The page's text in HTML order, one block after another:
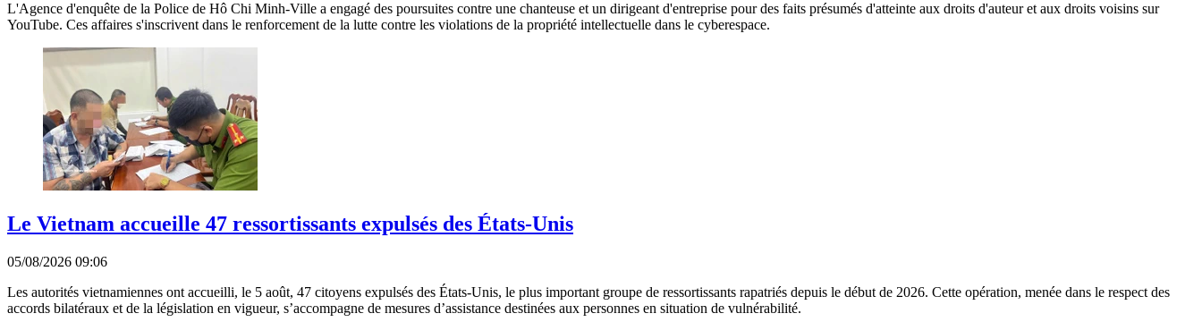
L'Agence d'enquête de la Police de Hô Chi Minh-Ville a engagé des poursuites contre une chanteuse et un dirigeant d'entreprise pour des faits présumés d'atteinte aux droits d'auteur et aux droits voisins sur
YouTube. Ces affaires s'inscrivent dans le renforcement de la lutte contre les violations de la propriété intellectuelle dans le cyberespace.
Le Vietnam accueille 47 ressortissants expulsés des États-Unis
05/08/2026 09:06
Les autorités vietnamiennes ont accueilli, le 5 août, 47 citoyens expulsés des États-Unis, le plus important groupe de ressortissants rapatriés depuis le début de 2026. Cette opération, menée dans le respect des
accords bilatéraux et de la législation en vigueur, s’accompagne de mesures d’assistance destinées aux personnes en situation de vulnérabilité.